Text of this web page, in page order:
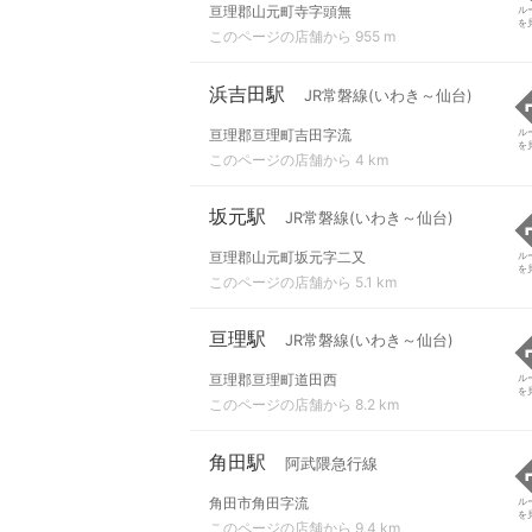
亘理郡山元町寺字頭無
このページの店舗から 955 m
ル
を
浜吉田駅 JR常磐線(いわき～仙台)
亘理郡亘理町吉田字流
このページの店舗から 4 km
ル
を
坂元駅 JR常磐線(いわき～仙台)
亘理郡山元町坂元字二又
このページの店舗から 5.1 km
ル
を
亘理駅 JR常磐線(いわき～仙台)
亘理郡亘理町道田西
このページの店舗から 8.2 km
ル
を
角田駅 阿武隈急行線
角田市角田字流
このページの店舗から 9.4 km
ル
を